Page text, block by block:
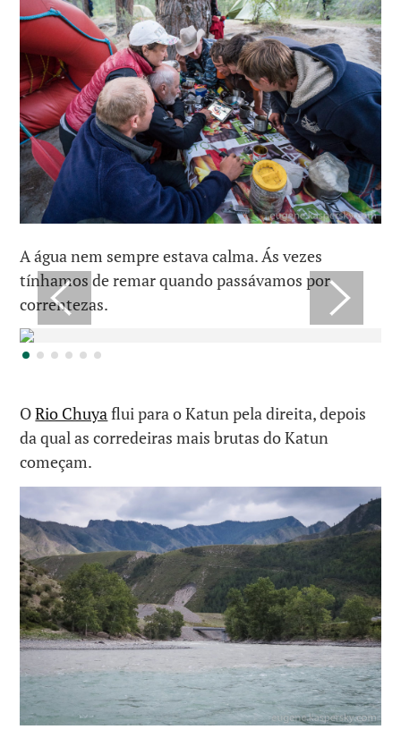
A água nem sempre estava calma. Ás vezes
tínhamos de remar quando passávamos por
correntezas.
ORio Chuyaflui para o Katun pela direita, depois
da qual as corredeiras mais brutas do Katun
começam.